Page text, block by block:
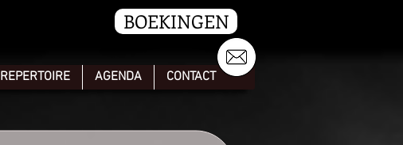
REPERTOIRE AGENDA CONTACT
BOEKINGEN